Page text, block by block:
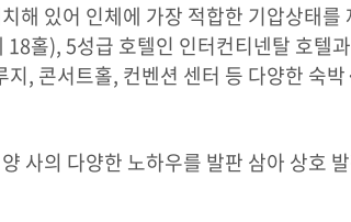
있어 인체에 가장 적합한 기압상태
홀), 5성급 호텔인 인터컨티넨탈 호텔
, 콘서트홀, 컨벤션 센터 등 다양한 숙
사의 다양한 노하우를 발판 삼아 상호